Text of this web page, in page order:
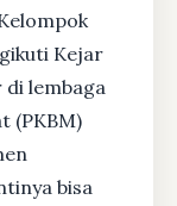
Kejar
di lembaga
(PKBM)
bisa